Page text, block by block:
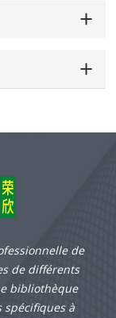
de
de différents
bibliothèque
spécifiques à